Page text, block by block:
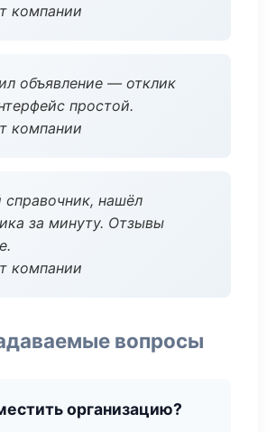
компании
объявление — отклик
простой.
компании
справочник, нашёл
за минуту. Отзывы
компании
вопросы
организацию?